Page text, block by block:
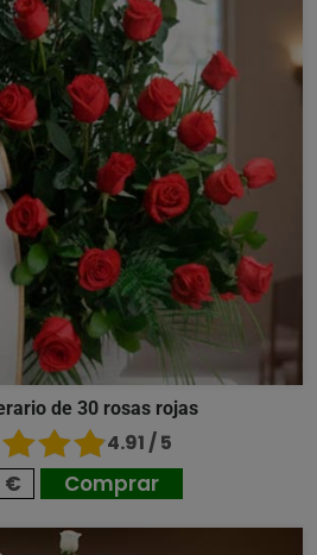
de 30 rosas rojas
4.91 / 5
€ Comprar